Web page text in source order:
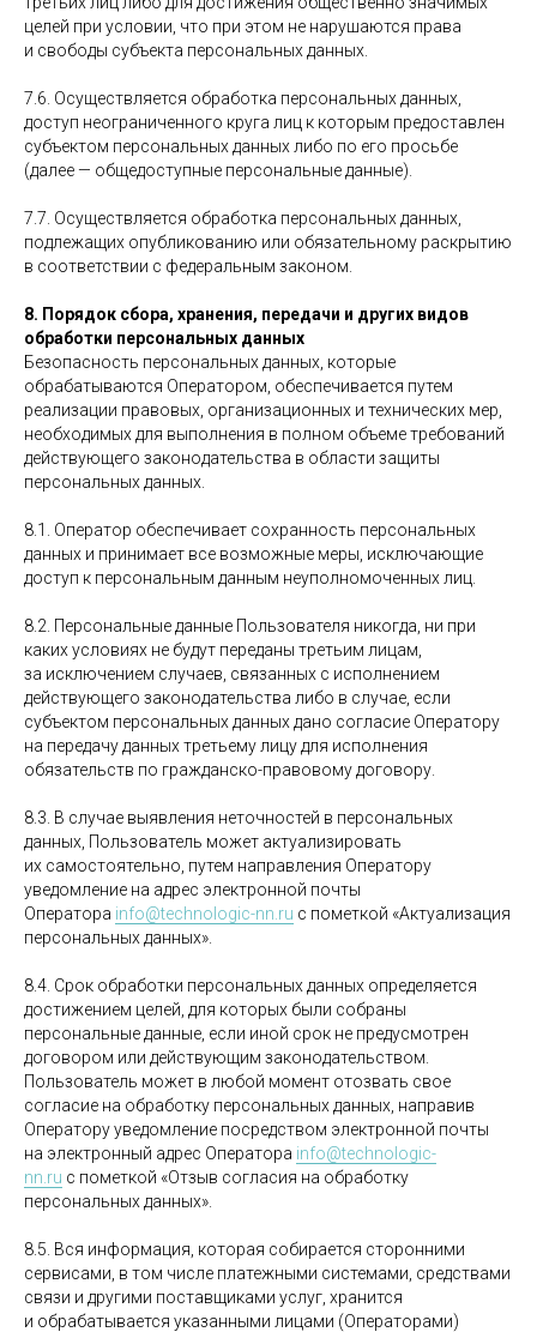
целей при условии, что при этом не нарушаются права
и свободы субъекта персональных данных.
7.6. Осуществляется обработка персональных данных,
доступ неограниченного круга лиц к которым предоставлен
субъектом персональных данных либо по его просьбе
(далее — общедоступные персональные данные).
7.7. Осуществляется обработка персональных данных,
подлежащих опубликованию или обязательному раскрытию
в соответствии с федеральным законом.
8. Порядок сбора, хранения, передачи и других видов
обработки персональных данных
Безопасность персональных данных, которые
обрабатываются Оператором, обеспечивается путем
реализации правовых, организационных и технических мер,
необходимых для выполнения в полном объеме требований
действующего законодательства в области защиты
персональных данных.
8.1. Оператор обеспечивает сохранность персональных
данных и принимает все возможные меры, исключающие
доступ к персональным данным неуполномоченных лиц.
8.2. Персональные данные Пользователя никогда, ни при
каких условиях не будут переданы третьим лицам,
за исключением случаев, связанных с исполнением
действующего законодательства либо в случае, если
субъектом персональных данных дано согласие Оператору
на передачу данных третьему лицу для исполнения
обязательств по гражданско-правовому договору.
8.3. В случае выявления неточностей в персональных
данных, Пользователь может актуализировать
их самостоятельно, путем направления Оператору
уведомление на адрес электронной почты
Оператора info@technologic-nn.ru с пометкой «Актуализация
персональных данных».
8.4. Срок обработки персональных данных определяется
достижением целей, для которых были собраны
персональные данные, если иной срок не предусмотрен
договором или действующим законодательством.
Пользователь может в любой момент отозвать свое
согласие на обработку персональных данных, направив
Оператору уведомление посредством электронной почты
на электронный адрес Оператора info@technologic-
nn.ru с пометкой «Отзыв согласия на обработку
персональных данных».
8.5. Вся информация, которая собирается сторонними
сервисами, в том числе платежными системами, средствами
связи и другими поставщиками услуг, хранится
и обрабатывается указанными лицами (Операторами)